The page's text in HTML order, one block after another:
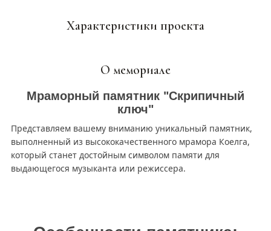
Характеристики проекта
О мемориале
Мраморный памятник "Скрипичный
ключ"
Представляем вашему вниманию уникальный памятник,
выполненный из высококачественного мрамора Коелга,
который станет достойным символом памяти для
выдающегося музыканта или режиссера.